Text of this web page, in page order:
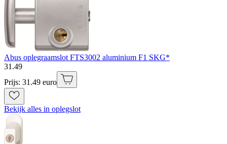
Abus oplegraamslot FTS3002 aluminium F1 SKG*
31 .49
Prijs: 31.49 euro
Bekijk alles in oplegslot